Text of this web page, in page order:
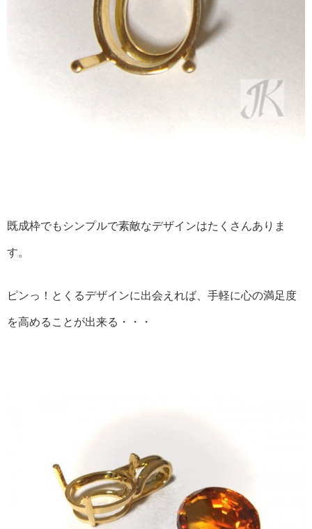
既成枠でもシンプルで素敵なデザインはたくさんありま
す。
ピンっ！とくるデザインに出会えれば、手軽に心の満足度
を高めることが出来る・・・